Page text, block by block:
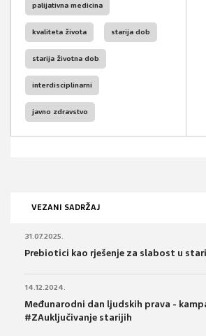
palijativna medicina
kvaliteta života starija dob
starija životna dob
interdisciplinarni
javno zdravstvo
VEZANI SADRŽAJ
31.07.2025.
Prebiotici kao rješenje za slabost u
14.12.2024.
Međunarodni dan ljudskih prava -
#ZAuključivanje starijih